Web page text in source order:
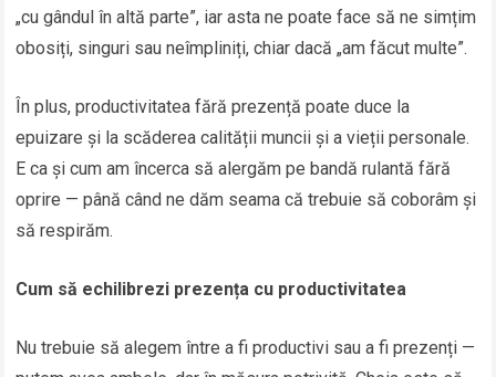
„cu gândul în altă parte”, iar asta ne poate face să ne simțim
obosiți, singuri sau neîmpliniți, chiar dacă „am făcut multe”.
În plus, productivitatea fără prezență poate duce la
epuizare și la scăderea calității muncii și a vieții personale.
E ca și cum am încerca să alergăm pe bandă rulantă fără
oprire — până când ne dăm seama că trebuie să coborâm și
să respirăm.
Cum să echilibrezi prezența cu productivitatea
Nu trebuie să alegem între a fi productivi sau a fi prezenți —